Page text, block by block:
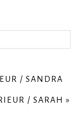
/ SANDRA
/ SARAH »